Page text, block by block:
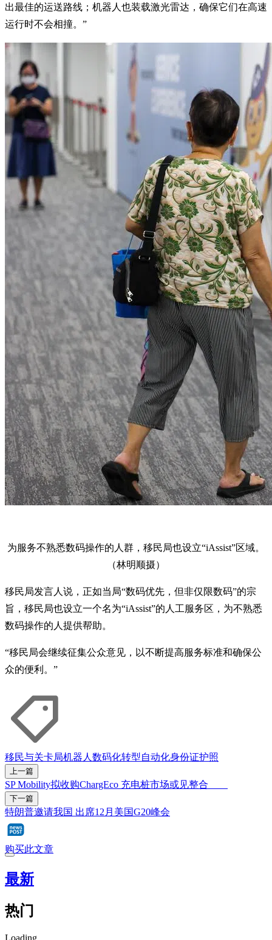
出最佳的运送路线；机器人也装载激光雷达，确保它们在高速
运行时不会相撞。”
为服务不熟悉数码操作的人群，移民局也设立“iAssist”区域。
（林明顺摄）
移民局发言人说，正如当局“数码优先，但非仅限数码”的宗
旨，移民局也设立一个名为“iAssist”的人工服务区，为不熟悉
数码操作的人提供帮助。
“移民局会继续征集公众意见，以不断提高服务标准和确保公
众的便利。”
移民与关卡局机器人数码化转型自动化身份证护照
上一篇
SP Mobility拟收购ChargEco 充电桩市场或见整合
下一篇
特朗普邀请我国 出席12月美国G20峰会
购买此文章
最新
热门